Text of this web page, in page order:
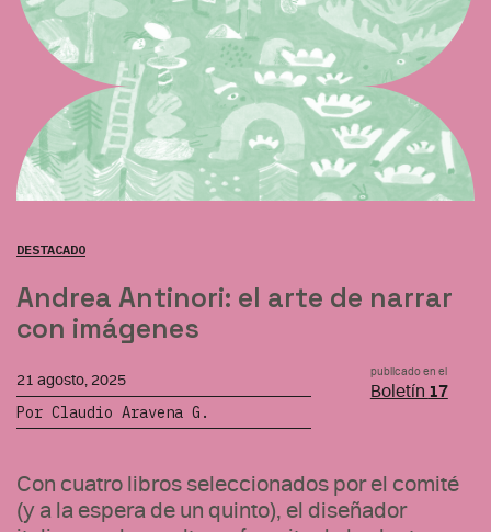
DESTACADO
Andrea Antinori: el arte de narrar
con imágenes
21 agosto, 2025
Por Claudio Aravena G.
publicado en el
Boletín 17
Con cuatro libros seleccionados por el comité
(y a la espera de un quinto), el diseñador